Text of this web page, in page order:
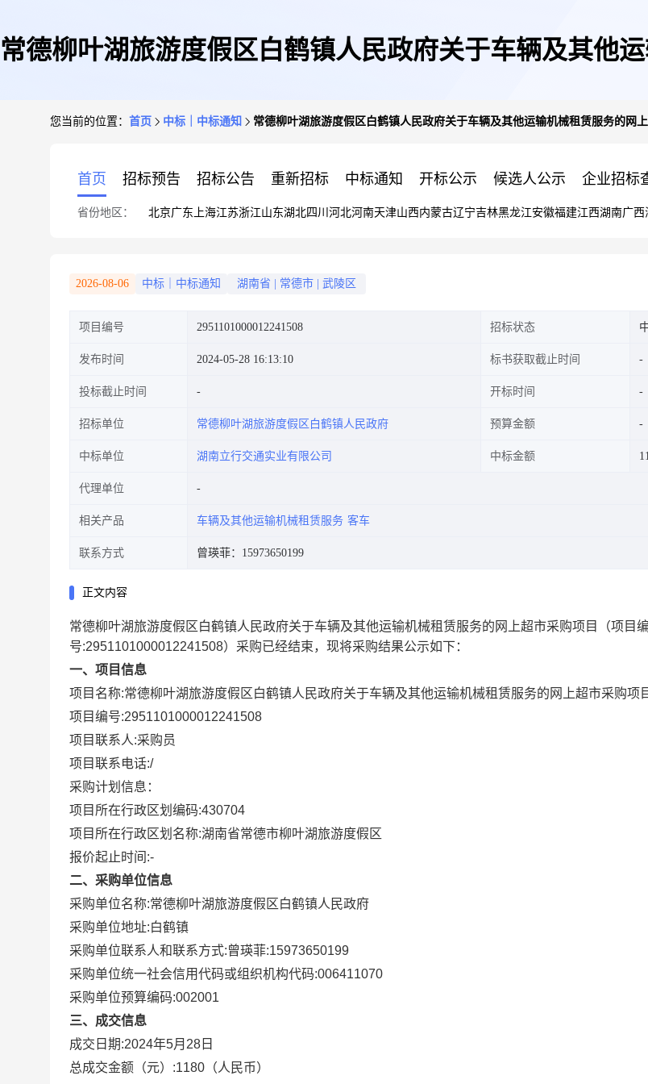
常德柳叶湖旅游度假区白鹤镇人民政府关于车辆及其他
您当前的位置： 首页 中标｜中标通知 常德柳叶湖旅游度假区白鹤镇人民政府关于车辆及其他运输机械租赁服务的网
首页 招标预告 招标公告 重新招标 中标通知 开标公示 候选人公示 企业招标
省份地区： 北京广东 上海江苏浙江山东湖北四川 河北河南天津山西内蒙古辽宁吉林黑龙江安徽福建江西湖南广西
2026-08-06 中标｜中标通知 湖南省 常德市 武陵区
项目编号 2951101000012241508 招标状态
发布时间 2024-05-28 16:13:10 标书获取截止时间
投标截止时间 开标时间
招标单位 常德柳叶湖旅游度假区白鹤镇人民政府 预算金额
中标单位 湖南立行交通实业有限公司 中标金额
代理单位
相关产品 车辆及其他运输机械租赁服务 客车
联系方式 曾瑛菲：15973650199
正文内容
常德柳叶湖旅游度假区白鹤镇人民政府关于车辆及其他运输机械租赁服务的网上超市采购项目
（项目编
号:2951101000012241508）采购已经结束，现将采购结果公示如下：
一、项目信息
项目名称:常德柳叶湖旅游度假区白鹤镇人民政府关于车辆及其他运输机械租赁服务的网上超市采购项
项目编号:2951101000012241508
项目联系人:采购员
项目联系电话:/
采购计划信息：
项目所在行政区划编码:430704
项目所在行政区划名称:湖南省常德市柳叶湖旅游度假区
报价起止时间:-
二、采购单位信息
采购单位名称:常德柳叶湖旅游度假区白鹤镇人民政府
采购单位地址:白鹤镇
采购单位联系人和联系方式:曾瑛菲:15973650199
采购单位统一社会信用代码或组织机构代码:006411070
采购单位预算编码:002001
三、成交信息
成交日期:2024年5月28日
总成交金额（元）:1180 （人民币）